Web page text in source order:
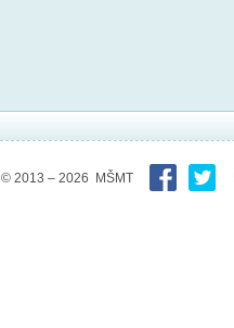
© 2013 – 2026 MŠMT